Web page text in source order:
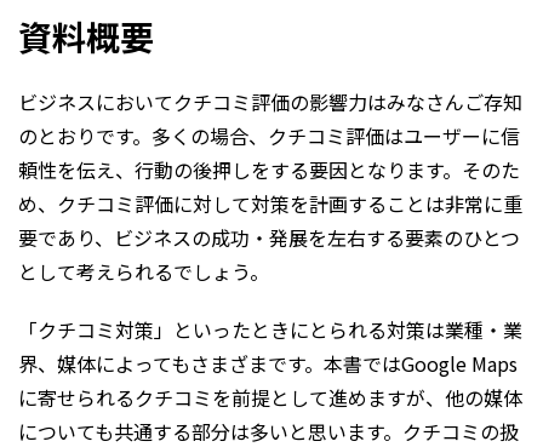
資料概要
ビジネスにおいてクチコミ評価の影響力はみなさんご存知
のとおりです。多くの場合、クチコミ評価はユーザーに信
頼性を伝え、行動の後押しをする要因となります。そのた
め、クチコミ評価に対して対策を計画することは非常に重
要であり、ビジネスの成功・発展を左右する要素のひとつ
として考えられるでしょう。
「クチコミ対策」といったときにとられる対策は業種・業
界、媒体によってもさまざまです。本書ではGoogle Maps
に寄せられるクチコミを前提として進めますが、他の媒体
についても共通する部分は多いと思います。クチコミの扱